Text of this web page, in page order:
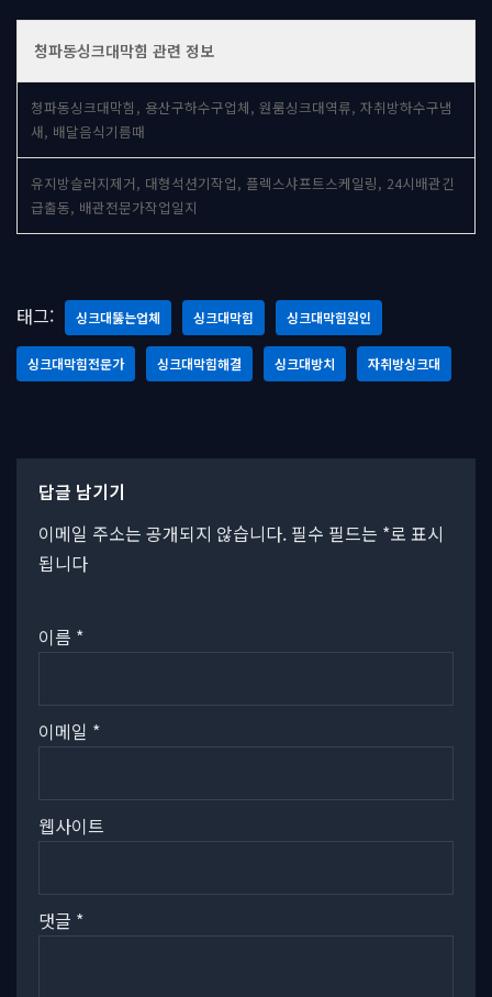
청파동싱크대막힘 관련 정보
청파동싱크대막힘, 용산구하수구업체, 원룸싱크대역류, 자취방하수구냄
새, 배달음식기름때
유지방슬러지제거, 대형석션기작업, 플렉스샤프트스케일링, 24시배관긴
급출동, 배관전문가작업일지
태그: 싱크대뚫는업체 싱크대막힘 싱크대막힘원인
싱크대막힘전문가 싱크대막힘해결 싱크대방치 자취방싱크대
답글 남기기
이메일 주소는 공개되지 않습니다. 필수 필드는 *로 표시
됩니다
이름 *
이메일 *
웹사이트
댓글 *